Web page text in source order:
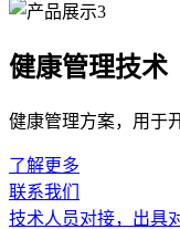
健康管理技术
健康管理方案，用于
了解更多
联系我们
技术人员对接，出具